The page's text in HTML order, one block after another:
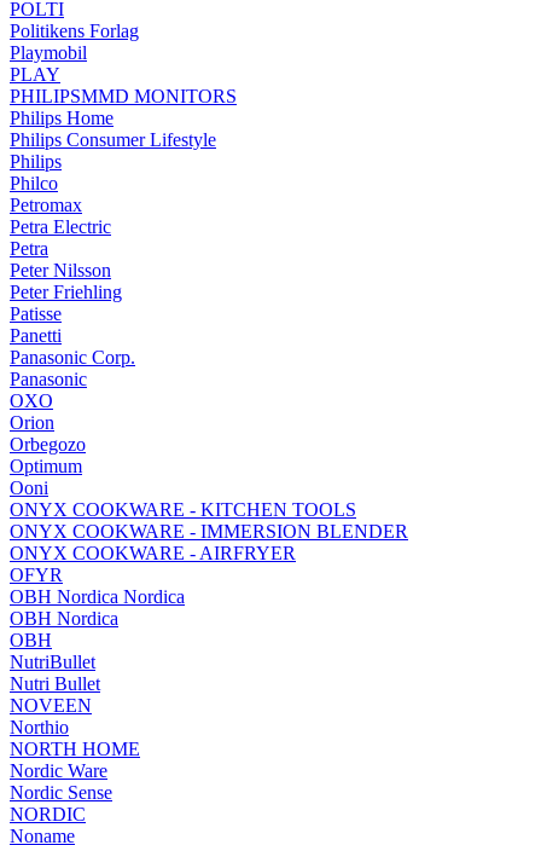
POLTI
Politikens Forlag
Playmobil
PLAY
PHILIPSMMD MONITORS
Philips Home
Philips Consumer Lifestyle
Philips
Philco
Petromax
Petra Electric
Petra
Peter Nilsson
Peter Friehling
Patisse
Panetti
Panasonic Corp.
Panasonic
OXO
Orion
Orbegozo
Optimum
Ooni
ONYX COOKWARE - KITCHEN TOOLS
ONYX COOKWARE - IMMERSION BLENDER
ONYX COOKWARE - AIRFRYER
OFYR
OBH Nordica Nordica
OBH Nordica
OBH
NutriBullet
Nutri Bullet
NOVEEN
Northio
NORTH HOME
Nordic Ware
Nordic Sense
NORDIC
Noname